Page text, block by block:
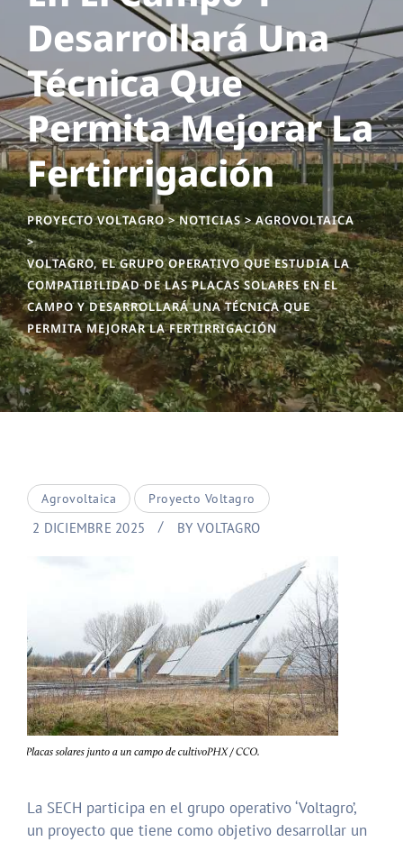
Desarrollará Una
Técnica Que
Permita Mejorar La
Fertirrigación
PROYECTO VOLTAGRO>NOTICIAS>AGROVOLTAICA
>
VOLTAGRO, EL GRUPO OPERATIVO QUE ESTUDIA LA
COMPATIBILIDAD DE LAS PLACAS SOLARES EN EL
CAMPO Y DESARROLLARÁ UNA TÉCNICA QUE
PERMITA MEJORAR LA FERTIRRIGACIÓN
Agrovoltaica Proyecto Voltagro
2 DICIEMBRE 2025 BY VOLTAGRO
La SECH participa en el grupo operativo ‘Voltagro’,
un proyecto que tiene como objetivo desarrollar un